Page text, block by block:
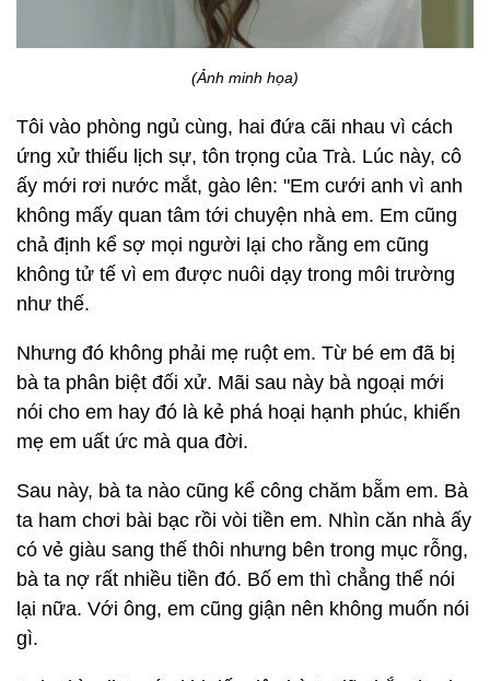
(Ảnh minh họa)
Tôi vào phòng ngủ cùng, hai đứa cãi nhau vì cách
ứng xử thiếu lịch sự, tôn trọng của Trà. Lúc này, cô
ấy mới rơi nước mắt, gào lên: "Em cưới anh vì anh
không mấy quan tâm tới chuyện nhà em. Em cũng
chả định kể sợ mọi người lại cho rằng em cũng
không tử tế vì em được nuôi dạy trong môi trường
như thế.
Nhưng đó không phải mẹ ruột em. Từ bé em đã bị
bà ta phân biệt đối xử. Mãi sau này bà ngoại mới
nói cho em hay đó là kẻ phá hoại hạnh phúc, khiến
mẹ em uất ức mà qua đời.
Sau này, bà ta nào cũng kể công chăm bẵm em. Bà
ta ham chơi bài bạc rồi vòi tiền em. Nhìn căn nhà ấy
có vẻ giàu sang thế thôi nhưng bên trong mục rỗng,
bà ta nợ rất nhiều tiền đó. Bố em thì chẳng thể nói
lại nữa. Với ông, em cũng giận nên không muốn nói
gì.